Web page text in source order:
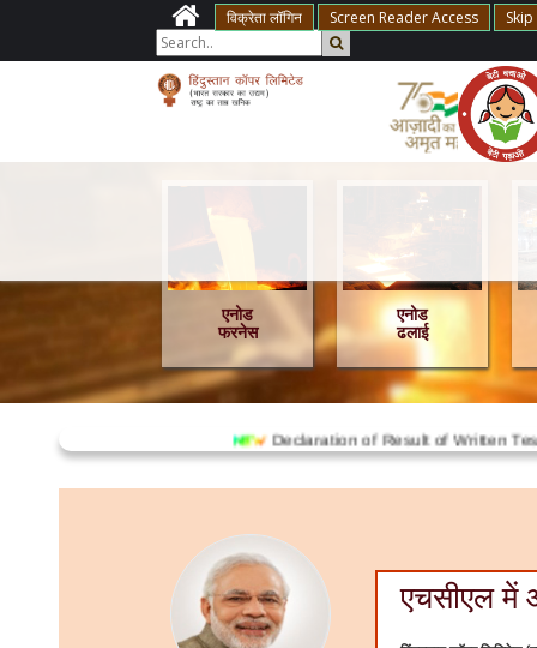
विक्रेता लॉगिन Screen Reader Access
एनोड
फरनेस
एनोड
ढलाई
Declaration of Result of Written Test
एचसीएल में